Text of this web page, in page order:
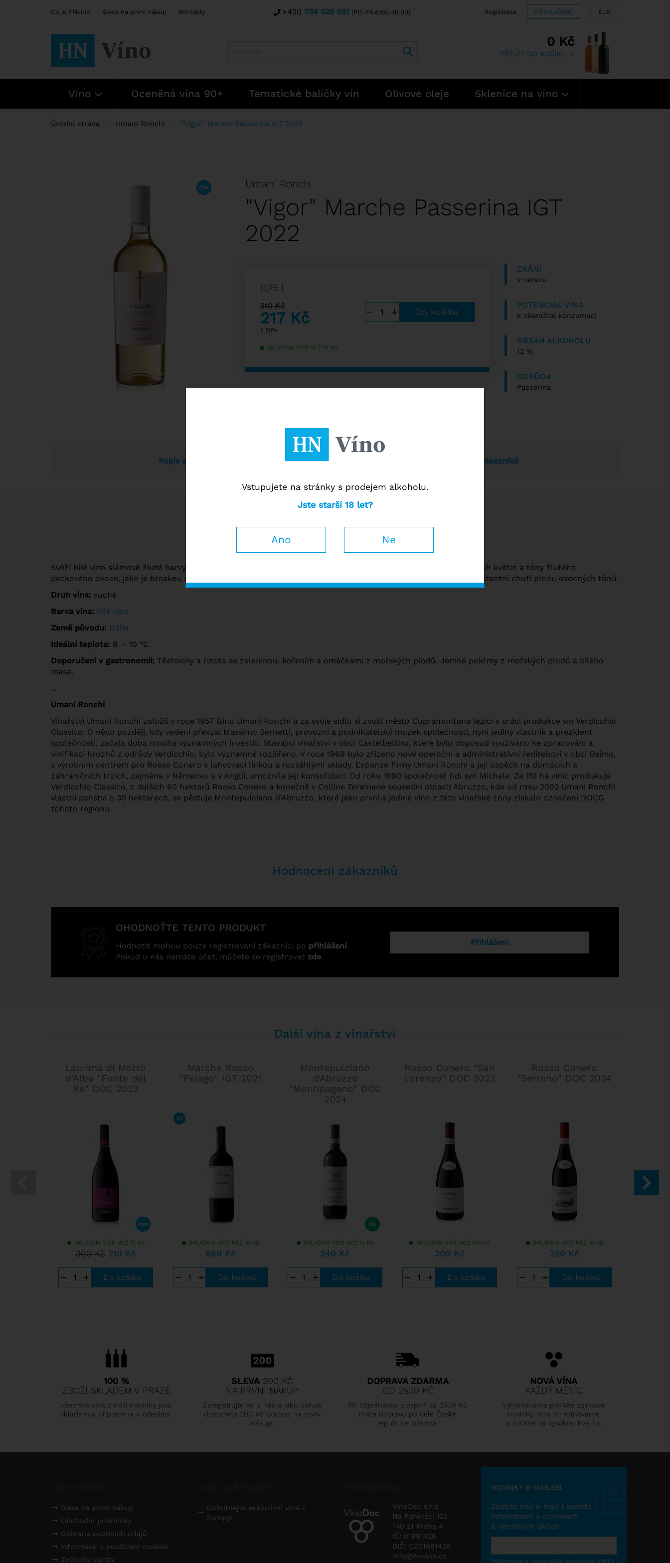
Co je HNvíno Sleva na první nákup Kontakty +420 734 525 051 (PO-PÁ 8:00-18:00) Registrace PŘIHLÁŠENÍ EUR
0 Kč
PŘEJÍT DO KOŠÍKU ➝
Víno Oceněná vína 90+ Tematické balíčky vín Olivové oleje Sklenice na víno
Úvodní strana Umani Ronchi "Vigor" Marche Passerina IGT 2022
Umani Ronchi
"Vigor" Marche Passerina IGT
2022
0,75 l
310 Kč
217Kč
s DPH
− +
SKLADEM VÍCE NEŽ 10 KS
ZRÁNÍ
v nerezu
POTENCIÁL VÍNA
k okamžité konzumaci
OBSAH ALKOHOLU
12 %
ODRŮDA
Passerina
Popis a vlastnosti Hodnocení zákazníků
Popis a vlastnosti
Svěží bílé víno slámově žluté barvy se zlatými odlesky. Ve vůni se projevuje intenzivní a přetrvávající vůní divokých květin a tóny žlutého
peckového ovoce, jako je broskev, meruňka a jablka Golden Delicious. Na patře je středně plné a suché, s perzistentní chutí plnou ovocných tónů.
Druh vína: suché
Barva vína: bílé víno
Země původu: Itálie
Ideální teplota: 8 - 10 °C
Doporučení v gastronomii: Těstoviny a rizota se zeleninou, kořením a omáčkami z mořských plodů. Jemné pokrmy z mořských plodů a bílého
masa.
...
Umani Ronchi
Vinařství Umani Ronchi založil v roce 1957 Gino Umani Ronchi a za svoje sídlo si zvolil město Cupramontana ležící v srdci produkce vín Verdicchio
Classico. O něco později, kdy vedení převzal Massimo Bernetti, provozní a podnikatelský mozek společnosti, nyní jediný vlastník a prezident
společnosti, začala doba mnoha významných investic. Stávající vinařství v obci Castelbellino, které bylo doposud využíváno ke zpracování a
vinifikaci hroznů z odrůdy Verdicchio, bylo významně rozšířeno. V roce 1969 bylo zřízeno nové operační a administrativní ředitelství v obci Osimo,
s výrobním centrem pro Rosso Conero s lahvovací linkou a rozsáhlými sklady. Expanze firmy Umani Ronchi a její úspěch na domácích a
zahraničních trzích, zejména v Německu a v Anglii, umožnila její konsolidaci. Od roku 1990 společnost řídí syn Michele. Ze 110 ha vinic produkuje
Verdicchio Classico, z dalších 60 hektarů Rosso Conero a konečně v Colline Teramane sousední oblasti Abruzzo, kde od roku 2002 Umani Ronchi
vlastní panství o 30 hektarech, se pěstuje Montepulciano d'Abruzzo, které jako první a jediné víno z této vinařské zóny získalo označení DOCG
tohoto regionu.
Hodnocení zákazníků
OHODNOŤTE TENTO PRODUKT
Hodnotit mohou pouze registrovaní zákazníci po přihlášení.
Pokud u nás nemáte účet, můžete se registrovat zde.
Přihlášení
Další vína z vinařství
Lacrima di Morro
d’Alba "Fonte del
Re" DOC 2023
SKLADEM VÍCE NEŽ 10 KS
300 Kč210 Kč
− +
Marche Rosso
"Pelago" IGT 2021
92
SKLADEM VÍCE NEŽ 10 KS
860 Kč
− +
Montepulciano
d'Abruzzo
"Montipagano" DOC
2024
SKLADEM VÍCE NEŽ 10 KS
240 Kč
− +
Rosso Conero "San
Lorenzo" DOC 2023
SKLADEM VÍCE NEŽ 100 KS
300 Kč
− +
Rosso Conero
"Serrano" DOC 2024
SKLADEM VÍCE NEŽ 10 KS
250 Kč
− +
100 %
ZBOŽÍ SKLADEM V PRAZE
Všechna vína z naší nabídky jsou
skladem a připravena k odeslání.
SLEVA200 KČ
NA PRVNÍ NÁKUP
Zaregistrujte se u nás a jako bonus
dostanete 200 Kč poukaz na první
nákup.
DOPRAVA ZDARMA
OD 2500 KČ
Při objednávce alespoň za 2500 Kč
máte dopravu po celé České
republice zdarma.
NOVÁ VÍNA
KAŽDÝ MĚSÍC
Vyhledáváme pro Vás zajímavé
novinky. Vína ochutnáváme
a ručíme za vysokou kvalitu.
Sleva na první nákup
Obchodní podmínky
Ochrana osobních údajů
Informace o používání cookies
Způsoby platby
Ochutnejte exkluzivní vína z
Evropy!
VinoDoc s.r.o
Na Pankráci 125
140 21 Praha 4
IČ: 01991426
DIČ: CZ01991426
info@hnvino.cz
NOVINKY E-MAILEM
Zadejte svůj e-mail a budete
informováni o novinkách
a výhodných akcích.
Informace o zpracování osobních údajů
Vstupujete na stránky s prodejem alkoholu.
Jste starší 18 let?
Ano Ne